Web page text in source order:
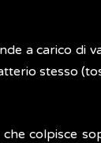
a carico di
stesso
colpisce